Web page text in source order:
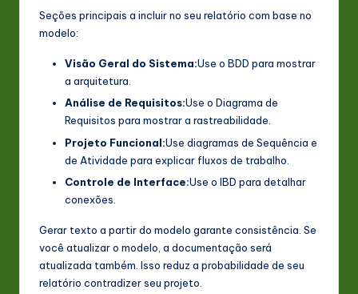
Seções principais a incluir no seu relatório com base no
modelo:
Visão Geral do Sistema:Use o BDD para mostrar
a arquitetura.
Análise de Requisitos:Use o Diagrama de
Requisitos para mostrar a rastreabilidade.
Projeto Funcional:Use diagramas de Sequência e
de Atividade para explicar fluxos de trabalho.
Controle de Interface:Use o IBD para detalhar
conexões.
Gerar texto a partir do modelo garante consistência. Se
você atualizar o modelo, a documentação será
atualizada também. Isso reduz a probabilidade de seu
relatório contradizer seu projeto.